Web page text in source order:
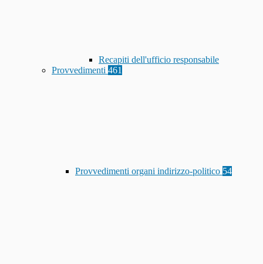
Recapiti dell'ufficio responsabile
Provvedimenti 461
Provvedimenti organi indirizzo-politico 54